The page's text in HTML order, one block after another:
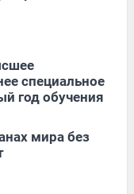
специальное
год обучения
мира без